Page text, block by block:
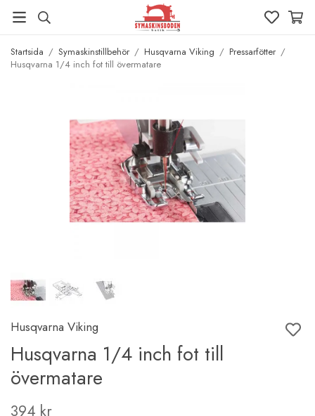
Startsida / Symaskinstillbehör / Husqvarna Viking / Pressarfötter /
Husqvarna 1/4 inch fot till övermatare
Husqvarna Viking
Husqvarna 1/4 inch fot till
övermatare
394 kr